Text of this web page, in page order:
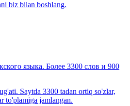
biz bilan boshlang.
языка. Более 3300 слов и 900
Saytda 3300 tadan ortiq so'zlar,
to'plamiga jamlangan.